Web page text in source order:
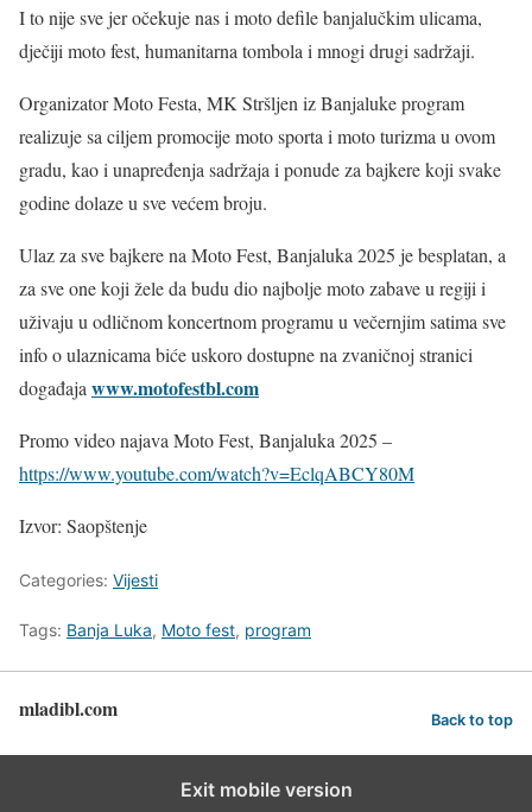
I to nije sve jer očekuje nas i moto defile banjalučkim ulicama,
dječiji moto fest, humanitarna tombola i mnogi drugi sadržaji.
Organizator Moto Festa, MK Stršljen iz Banjaluke program
realizuje sa ciljem promocije moto sporta i moto turizma u ovom
gradu, kao i unapređenja sadržaja i ponude za bajkere koji svake
godine dolaze u sve većem broju.
Ulaz za sve bajkere na Moto Fest, Banjaluka 2025 je besplatan, a
za sve one koji žele da budu dio najbolje moto zabave u regiji i
uživaju u odličnom koncertnom programu u večernjim satima sve
info o ulaznicama biće uskoro dostupne na zvaničnoj stranici
događaja www.motofestbl.com
Promo video najava Moto Fest, Banjaluka 2025 –
https://www.youtube.com/watch?v=EclqABCY80M
Izvor: Saopštenje
Categories: Vijesti
Tags: Banja Luka, Moto fest, program
mladibl.com Back to top
Exit mobile version